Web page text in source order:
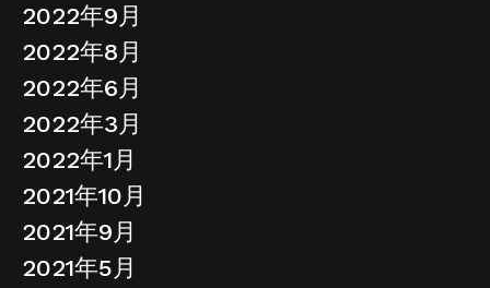
2022年9月
2022年8月
2022年6月
2022年3月
2022年1月
2021年10月
2021年9月
2021年5月